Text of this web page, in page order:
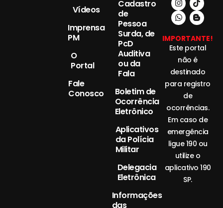
Vídeos
Imprensa
PM
O
Portal
Fale
Conosco
Cadastro
de
Pessoa
Surda, de
PcD
Auditiva
ou da
Fala
Boletim de
Ocorrência
Eletrônico
Aplicativos
da Polícia
Militar
Delegacia
Eletrônica
Informações
das
IMPORTANTE!
Este portal
não é
destinado
para registro
de
ocorrências.
Em caso de
emergência
ligue 190 ou
utilize o
aplicativo 190
SP.